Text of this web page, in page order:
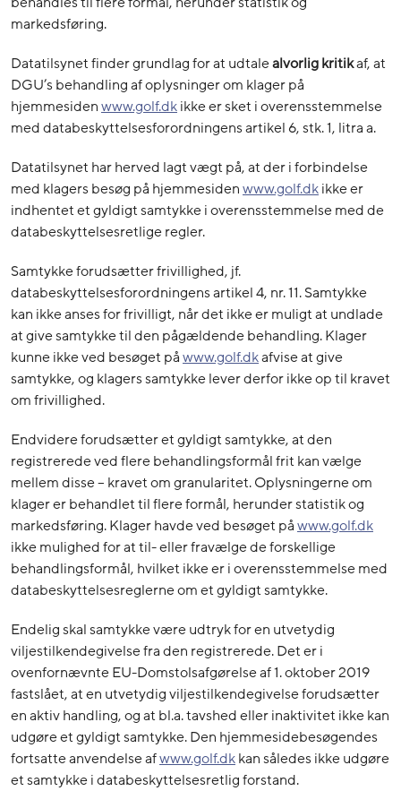
markedsføring.
Datatilsynet finder grundlag for at udtalealvorlig kritikaf, at
DGU’s behandling af oplysninger om klager på
hjemmesidenwww.golf.dkikke er sket i overensstemmelse
med databeskyttelsesforordningens artikel 6, stk. 1, litra a.
Datatilsynet har herved lagt vægt på, at der i forbindelse
med klagers besøg på hjemmesidenwww.golf.dkikke er
indhentet et gyldigt samtykke i overensstemmelse med de
databeskyttelsesretlige regler.
Samtykke forudsætter frivillighed, jf.
databeskyttelsesforordningens artikel 4, nr. 11. Samtykke
kan ikke anses for frivilligt, når det ikke er muligt at undlade
at give samtykke til den pågældende behandling. Klager
kunne ikke ved besøget påwww.golf.dkafvise at give
samtykke, og klagers samtykke lever derfor ikke op til kravet
om frivillighed.
Endvidere forudsætter et gyldigt samtykke, at den
registrerede ved flere behandlingsformål frit kan vælge
mellem disse – kravet om granularitet. Oplysningerne om
klager er behandlet til flere formål, herunder statistik og
markedsføring. Klager havde ved besøget påwww.golf.dk
ikke mulighed for at til- eller fravælge de forskellige
behandlingsformål, hvilket ikke er i overensstemmelse med
databeskyttelsesreglerne om et gyldigt samtykke.
Endelig skal samtykke være udtryk for en utvetydig
viljestilkendegivelse fra den registrerede. Det er i
ovenfornævnte EU-Domstolsafgørelse af 1. oktober 2019
fastslået, at en utvetydig viljestilkendegivelse forudsætter
en aktiv handling, og at bl.a. tavshed eller inaktivitet ikke kan
udgøre et gyldigt samtykke. Den hjemmesidebesøgendes
fortsatte anvendelse afwww.golf.dkkan således ikke udgøre
et samtykke i databeskyttelsesretlig forstand.